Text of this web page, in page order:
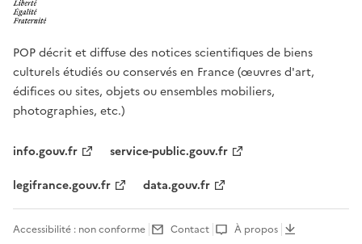
POP décrit et diffuse des notices scientifiques de biens
culturels étudiés ou conservés en France (œuvres d'art,
édifices ou sites, objets ou ensembles mobiliers,
photographies, etc.)
info.gouv.fr
service-public.gouv.fr
legifrance.gouv.fr
data.gouv.fr
Accessibilité : non conforme Contact À propos